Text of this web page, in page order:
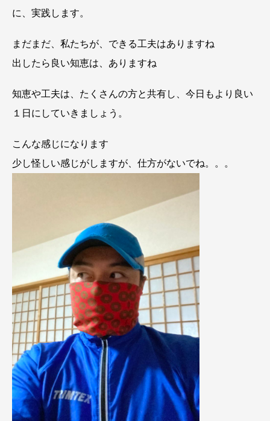
に、実践します。
まだまだ、私たちが、できる工夫はありますね
出したら良い知恵は、ありますね
知恵や工夫は、たくさんの方と共有し、今日もより良い
１日にしていきましょう。
こんな感じになります
少し怪しい感じがしますが、仕方がないでね。。。